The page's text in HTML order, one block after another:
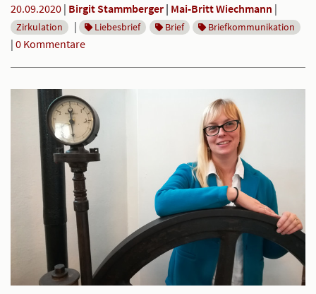
20.09.2020 | Birgit Stammberger Mai-Britt Wiechmann |
Zirkulation | Liebesbrief Brief Briefkommunikation
| 0 Kommentare